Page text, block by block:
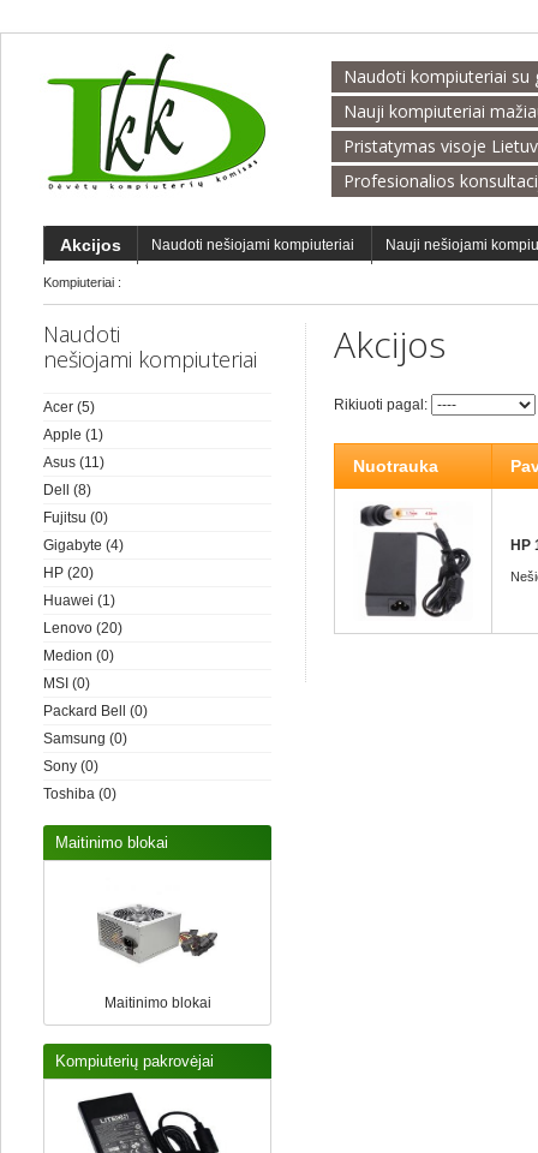
Naudoti kompiuteriai su
Nauji kompiuteriai
Pristatymas visoje
Profesionalios
Akcijos Naudoti nešiojami kompiuteriai Nauji nešiojami
Kompiuteriai :
Naudoti
nešiojami kompiuteriai
Acer (5)
Apple (1)
Asus (11)
Dell
(8)
Fujitsu (0)
Gigabyte (4)
HP (20)
Huawei (1)
Lenovo (20)
Medion (0)
MSI (0)
Packard Bell
(0)
Samsung (0)
Sony (0)
Toshiba (0)
Maitinimo blokai
Maitinimo blokai
Kompiuterių pakrovėjai
Akcijos
Rikiuoti pagal:
Nuotrauka
HP